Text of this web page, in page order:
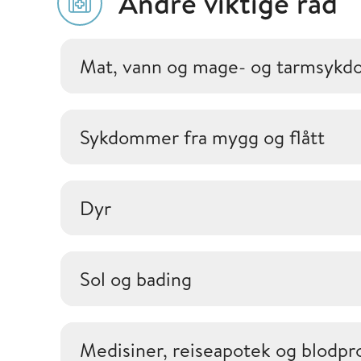
Mat, vann og mage- og
Sykdommer fra mygg og flått
Dyr
Sol og bading
Medisiner, reiseapotek og